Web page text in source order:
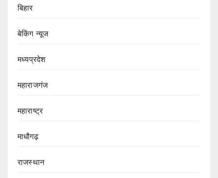
बिहार
बेकिंग न्यूज
मध्यप्रदेश
महाराजगंज
महाराष्ट्र
माधौगढ़
राजस्थान